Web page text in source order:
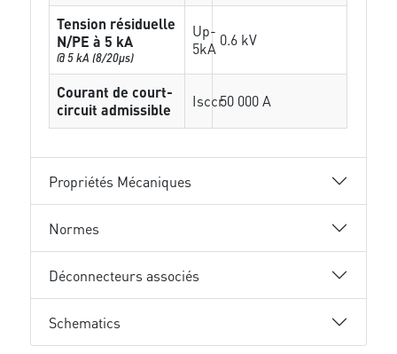
Tension résiduelle
N/PE à 5 kA
@ 5 kA (8/20µs)
Up-
5kA 0.6 kV
Courant de court-
circuit admissible
Isccr50 000 A
Propriétés Mécaniques
Normes
Déconnecteurs associés
Schematics